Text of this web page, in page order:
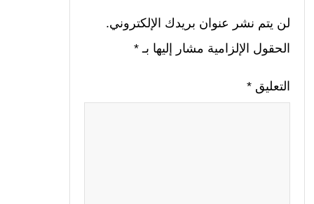
لن يتم نشر عنوان بريدك الإلكتروني.
الحقول الإلزامية مشار إليها بـ *
التعليق *